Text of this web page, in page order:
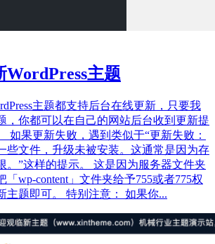
WordPress主题
主题都支持后台在线更新，只要我
，你都可以在自己的网站后台收到更新提
如果更新失败，遇到类似于“更新失败：
些文件，升级未被安装。这通常是因为存
。”这样的提示。 这是因为服务器文件夹
wp-content」文件夹给予755或者775权
主题即可。 特别注意： 如果你...